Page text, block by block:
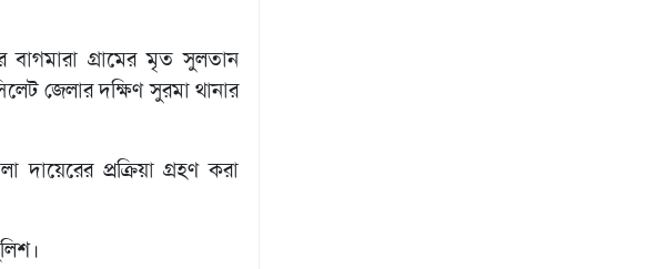
গ্রামের মৃত সুলতান
জেলার দক্ষিণ সুরমা থানার
প্রক্রিয়া গ্রহণ করা